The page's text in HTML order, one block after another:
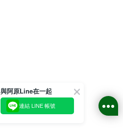
與阿原Line在一起
連結 LINE 帳號